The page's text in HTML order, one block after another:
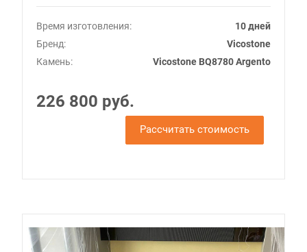
Время изготовления:
10 дней
Бренд:
Vicostone
Камень:
Vicostone BQ8780 Argento
226 800 руб.
Рассчитать стоимость